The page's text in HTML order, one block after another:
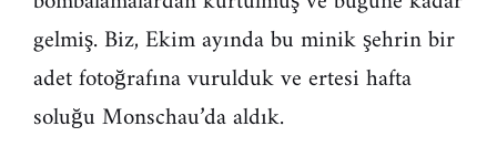
gelmiş. Biz, Ekim ayında bu minik şehrin bir
adet fotoğrafına vurulduk ve ertesi hafta
soluğu Monschau’da aldık.